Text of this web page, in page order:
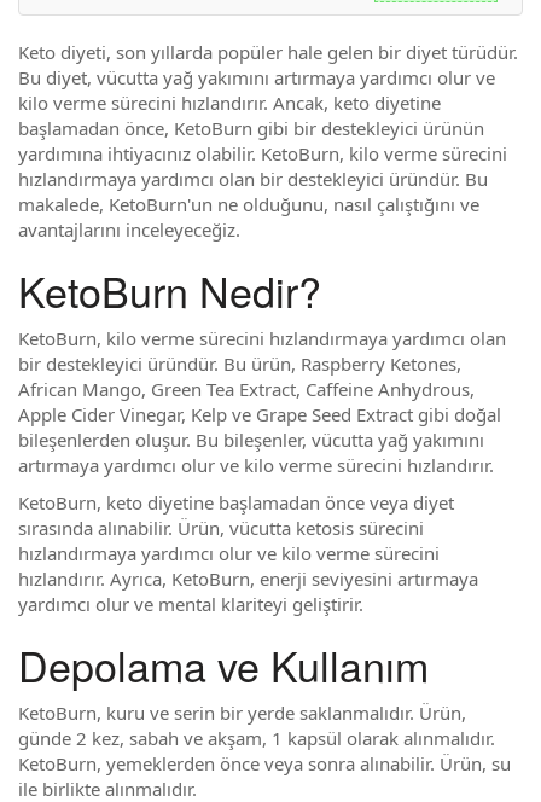
Keto diyeti, son yıllarda popüler hale gelen bir diyet türüdür.
Bu diyet, vücutta yağ yakımını artırmaya yardımcı olur ve
kilo verme sürecini hızlandırır. Ancak, keto diyetine
başlamadan önce, KetoBurn gibi bir destekleyici ürünün
yardımına ihtiyacınız olabilir. KetoBurn, kilo verme sürecini
hızlandırmaya yardımcı olan bir destekleyici üründür. Bu
makalede, KetoBurn'un ne olduğunu, nasıl çalıştığını ve
avantajlarını inceleyeceğiz.
KetoBurn Nedir?
KetoBurn, kilo verme sürecini hızlandırmaya yardımcı olan
bir destekleyici üründür. Bu ürün, Raspberry Ketones,
African Mango, Green Tea Extract, Caffeine Anhydrous,
Apple Cider Vinegar, Kelp ve Grape Seed Extract gibi doğal
bileşenlerden oluşur. Bu bileşenler, vücutta yağ yakımını
artırmaya yardımcı olur ve kilo verme sürecini hızlandırır.
KetoBurn, keto diyetine başlamadan önce veya diyet
sırasında alınabilir. Ürün, vücutta ketosis sürecini
hızlandırmaya yardımcı olur ve kilo verme sürecini
hızlandırır. Ayrıca, KetoBurn, enerji seviyesini artırmaya
yardımcı olur ve mental klariteyi geliştirir.
Depolama ve Kullanım
KetoBurn, kuru ve serin bir yerde saklanmalıdır. Ürün,
günde 2 kez, sabah ve akşam, 1 kapsül olarak alınmalıdır.
KetoBurn, yemeklerden önce veya sonra alınabilir. Ürün, su
ile birlikte alınmalıdır.